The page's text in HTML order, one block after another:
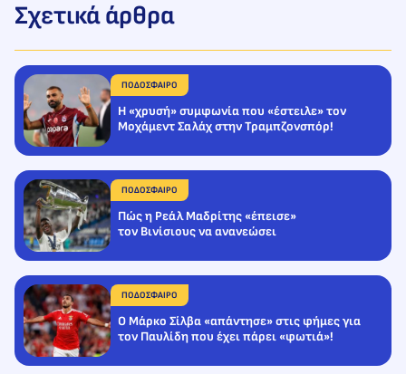
Σχετικά άρθρα
ΠΟΔΟΣΦΑΙΡΟ
H «χρυσή» συμφωνία που «έστειλε» τον
Μοχάμεντ Σαλάχ στην Τραμπζονσπόρ!
ΠΟΔΟΣΦΑΙΡΟ
Πώς η Ρεάλ Μαδρίτης «έπεισε»
τον Βινίσιους να ανανεώσει
ΠΟΔΟΣΦΑΙΡΟ
Ο Μάρκο Σίλβα «απάντησε» στις φήμες για
τον Παυλίδη που έχει πάρει «φωτιά»!